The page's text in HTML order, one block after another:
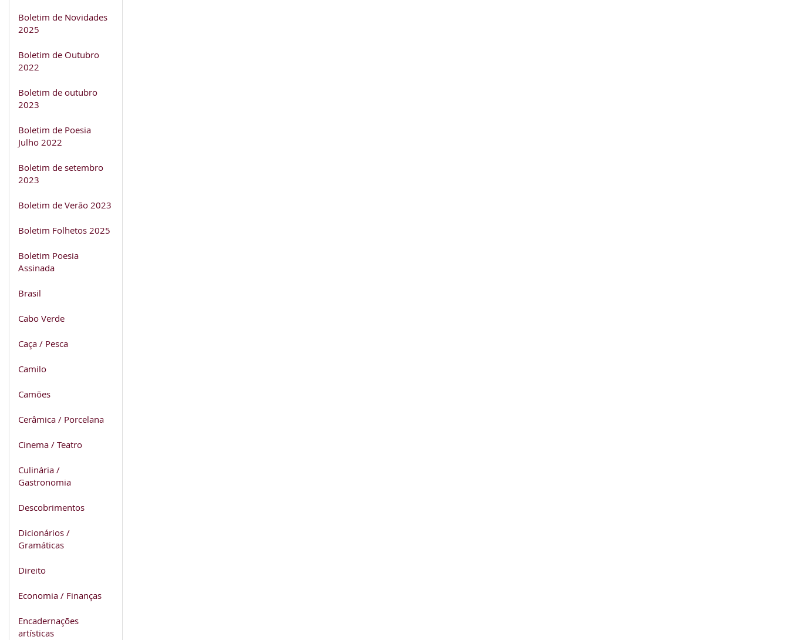
Boletim de Novidades
2025
Boletim de Outubro
2022
Boletim de outubro
2023
Boletim de Poesia
Julho 2022
Boletim de setembro
2023
Boletim de Verão 2023
Boletim Folhetos 2025
Boletim Poesia
Assinada
Brasil
Cabo Verde
Caça / Pesca
Camilo
Camões
Cerâmica / Porcelana
Cinema / Teatro
Culinária /
Gastronomia
Descobrimentos
Dicionários /
Gramáticas
Direito
Economia / Finanças
Encadernações
artísticas